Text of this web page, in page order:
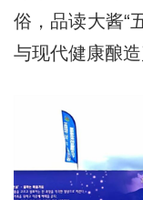
俗，品读大酱“
与现代健康酿